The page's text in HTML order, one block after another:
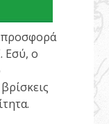
προσφορά
Εσύ, ο